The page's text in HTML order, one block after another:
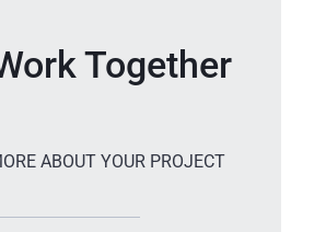
Together
ABOUT YOUR PROJECT